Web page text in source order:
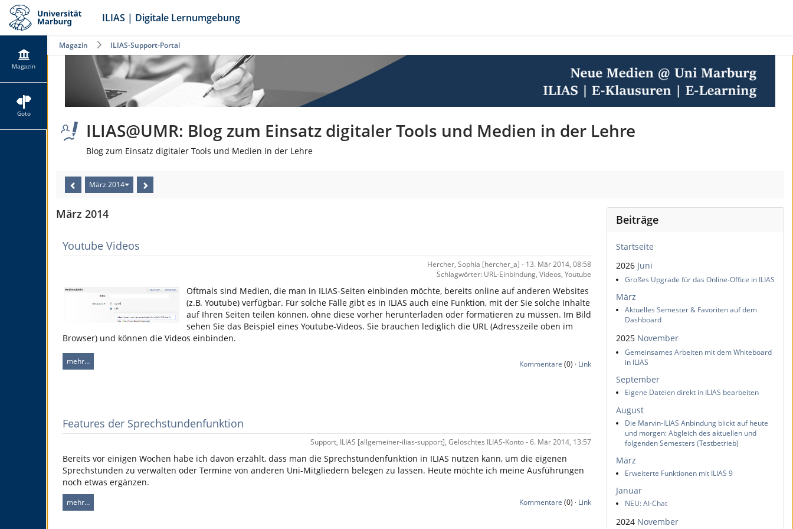
ILIAS | Digitale Lernumgebung
Magazin
Goto
Magazin ILIAS-Support-Portal
ILIAS@UMR: Blog zum Einsatz digitaler Tools und Medien in der Lehre
Blog zum Einsatz digitaler Tools und Medien in der Lehre
März 2014
März 2014
Youtube Videos
Hercher, Sophia [hercher_a] - 13. Mär 2014, 08:58
Schlagwörter: URL-Einbindung, Videos, Youtube
Oftmals sind Medien, die man in ILIAS-Seiten einbinden möchte, bereits online auf anderen Websites
(z.B. Youtube) verfügbar. Für solche Fälle gibt es in ILIAS auch eine Funktion, mit der Sie solche Inhalte
auf Ihren Seiten teilen können, ohne diese vorher herunterladen oder formatieren zu müssen. Im Bild
sehen Sie das Beispiel eines Youtube-Videos. Sie brauchen lediglich die URL (Adresszeile oben im
Browser) und können die Videos einbinden.
mehr… Kommentare (0) · Link
Features der Sprechstundenfunktion
Support, ILIAS [allgemeiner-ilias-support], Gelöschtes ILIAS-Konto - 6. Mär 2014, 13:57
Bereits vor einigen Wochen habe ich davon erzählt, dass man die Sprechstundenfunktion in ILIAS nutzen kann, um die eigenen
Sprechstunden zu verwalten oder Termine von anderen Uni-Mitgliedern belegen zu lassen. Heute möchte ich meine Ausführungen
noch etwas ergänzen.
mehr… Kommentare (0) · Link
Beiträge
Startseite
2026 Juni
Großes Upgrade für das Online-Office in ILIAS
März
Aktuelles Semester & Favoriten auf dem
Dashboard
2025 November
Gemeinsames Arbeiten mit dem Whiteboard
in ILIAS
September
Eigene Dateien direkt in ILIAS bearbeiten
August
Die Marvin-ILIAS Anbindung blickt auf heute
und morgen: Abgleich des aktuellen und
folgenden Semesters (Testbetrieb)
März
Erweiterte Funktionen mit ILIAS 9
Januar
NEU: AI-Chat
2024 November